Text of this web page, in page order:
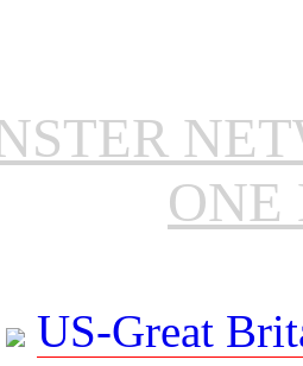
ONE
US-Great